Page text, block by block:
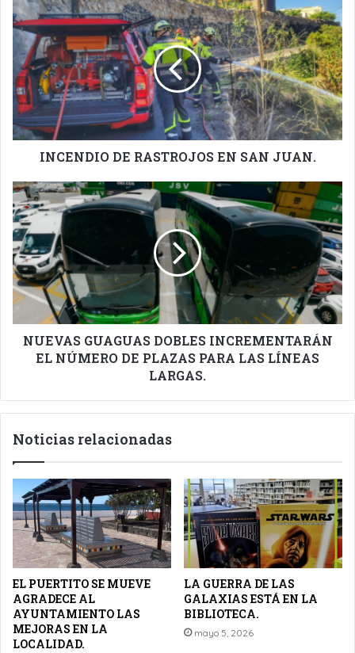
INCENDIO
DE
RASTROJOS
EN
SAN
JUAN.
INCENDIO DE RASTROJOS EN SAN JUAN.
NUEVAS
GUAGUAS
DOBLES
INCREMENTARÁN
EL
NÚMERO
DE
PLAZAS
PARA
LAS
LÍNEAS
NUEVAS GUAGUAS DOBLES INCREMENTARÁN
EL NÚMERO DE PLAZAS PARA LAS LÍNEAS
LARGAS.
Noticias relacionadas
EL PUERTITO SE MUEVE
AGRADECE AL
AYUNTAMIENTO LAS
MEJORAS EN LA
LOCALIDAD.
LA GUERRA DE LAS
GALAXIAS ESTÁ EN LA
BIBLIOTECA.
mayo 5, 2026